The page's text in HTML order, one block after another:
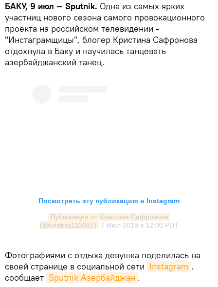
БАКУ, 9 июл — Sputnik. Одна из самых ярких
участниц нового сезона самого провокационного
проекта на российском телевидении -
"Инстаграмщицы", блогер Кристина Сафронова
отдохнула в Баку и научилась танцевать
азербайджанский танец.
Посмотреть эту публикацию в Instagram
Публикация от Кристина Сафронова
(@kristina110687)
7 Июл 2019 в 12:00 PDT
Фотографиями с отдыха девушка поделилась на
своей странице в социальной сети Instagram ,
сообщает Sputnik Азербайджан .